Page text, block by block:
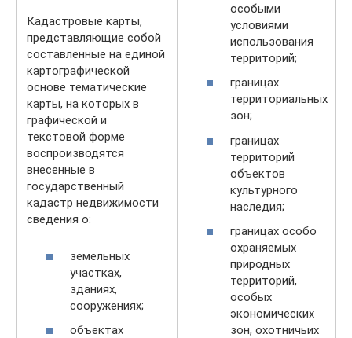
Кадастровые карты,
представляющие собой
составленные на единой
картографической
основе тематические
карты, на которых в
графической и
текстовой форме
воспроизводятся
внесенные в
государственный
кадастр недвижимости
сведения о:
земельных
участках,
зданиях,
сооружениях;
объектах
особыми
условиями
использования
территорий;
границах
территориальных
зон;
границах
территорий
объектов
культурного
наследия;
границах особо
охраняемых
природных
территорий,
особых
экономических
зон, охотничьих